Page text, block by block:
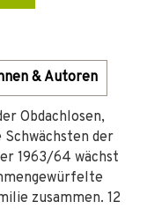
& Autoren
Obdachlosen,
der
1963/64 wächst
zusammen. 12